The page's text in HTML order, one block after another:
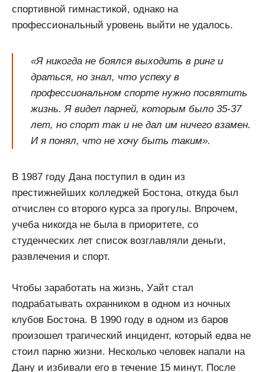
спортивной гимнастикой, однако на
профессиональный уровень выйти не удалось.
«Я никогда не боялся выходить в ринг и
драться, но знал, что успеху в
профессиональном спорте нужно посвятить
жизнь. Я видел парней, которым было 35-37
лет, но спорт так и не дал им ничего взамен.
И я понял, что не хочу быть таким».
В 1987 году Дана поступил в один из
престижнейших колледжей Бостона, откуда был
отчислен со второго курса за прогулы. Впрочем,
учеба никогда не была в приоритете, со
студенческих лет список возглавляли деньги,
развлечения и спорт.
Чтобы заработать на жизнь, Уайт стал
подрабатывать охранником в одном из ночных
клубов Бостона. В 1990 году в одном из баров
произошел трагический инцидент, который едва не
стоил парню жизни. Несколько человек напали на
Дану и избивали его в течение 15 минут. После